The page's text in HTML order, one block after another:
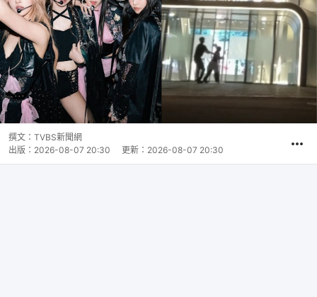
撰文： TVBS新聞網
出版： 2026-08-07 20:30 更新： 2026-08-07 20:30